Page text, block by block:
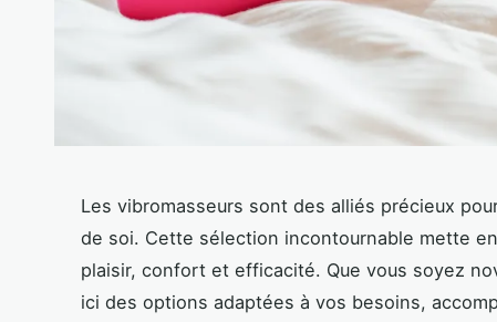
Les vibromasseurs sont des alliés précieux
de soi. Cette sélection incontournable mette
plaisir, confort et efficacité. Que vous soyez
ici des options adaptées à vos besoins,